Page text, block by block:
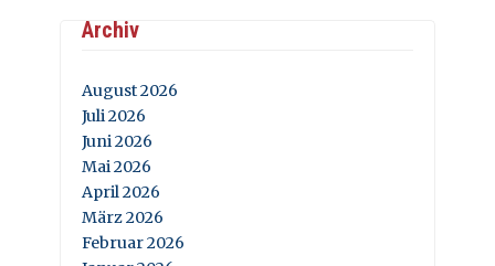
Archiv
August 2026
Juli 2026
Juni 2026
Mai 2026
April 2026
März 2026
Februar 2026